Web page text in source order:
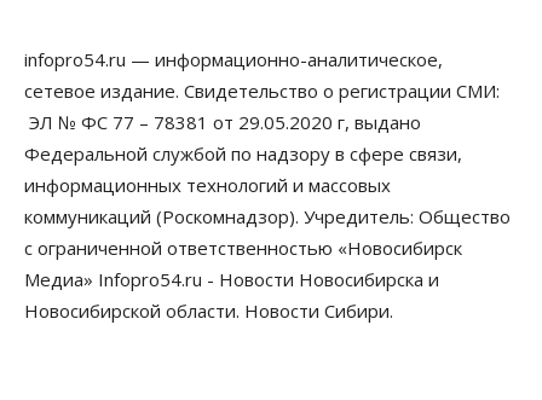
07 Августа 2026, 13:55
Авто Общество
Треть автовладельцев в Новосибирской области
«поставили машины на прикол»
07 Августа 2026, 13:00
Школы, библиотеки, пешеходные тротуары:
депутаты Госдумы контролируют работы на
социальных объектах
07 Августа 2026, 12:35
infopro54.ru — информационно-аналитическое,
сетевое издание. Свидетельство о регистрации СМИ:
ЭЛ № ФС 77 – 78381 от 29.05.2020 г, выдано
Федеральной службой по надзору в сфере связи,
информационных технологий и массовых
коммуникаций (Роскомнадзор). Учредитель: Общество
с ограниченной ответственностью «Новосибирск
Медиа» Infopro54.ru - Новости Новосибирска и
Новосибирской области. Новости Сибири.